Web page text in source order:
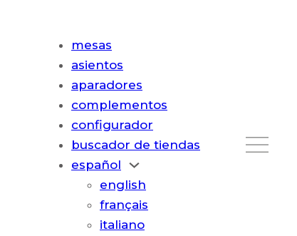
mesas
asientos
aparadores
complementos
configurador
buscador de tiendas
español
english
français
italiano